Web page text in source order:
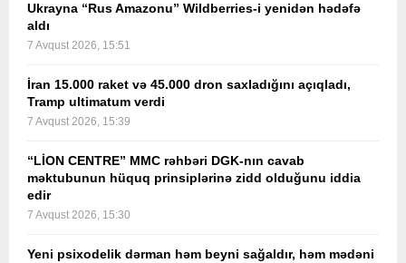
Ukrayna “Rus Amazonu” Wildberries-i yenidən hədəfə
aldı
7 Avqust 2026, 15:51
İran 15.000 raket və 45.000 dron saxladığını açıqladı,
Tramp ultimatum verdi
7 Avqust 2026, 15:39
“LİON CENTRE” MMC rəhbəri DGK-nın cavab
məktubunun hüquq prinsiplərinə zidd olduğunu iddia
edir
7 Avqust 2026, 15:30
Yeni psixodelik dərman həm beyni sağaldır, həm mədəni